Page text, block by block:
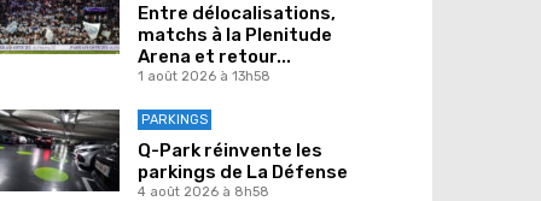
Entre délocalisations,
matchs à la Plenitude
Arena et retour...
1 août 2026 à 13h58
PARKINGS
Q-Park réinvente les
parkings de La Défense
4 août 2026 à 8h58